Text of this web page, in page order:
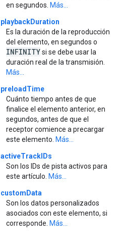
en segundos. Más...
playbackDuration
Es la duración de la reproducción
del elemento, en segundos o
INFINITYsi se debe usar la
duración real de la transmisión.
Más...
preloadTime
Cuánto tiempo antes de que
finalice el elemento anterior, en
segundos, antes de que el
receptor comience a precargar
este elemento. Más...
activeTrackIDs
Son los IDs de pista activos para
este artículo. Más...
customData
Son los datos personalizados
asociados con este elemento, si
corresponde. Más...